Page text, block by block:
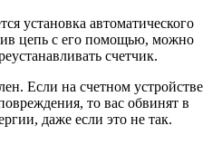
установка автоматического
цепь с его помощью, можно
счетчик.
Если на счетном устройстве
то вас обвинят в
даже если это не так.